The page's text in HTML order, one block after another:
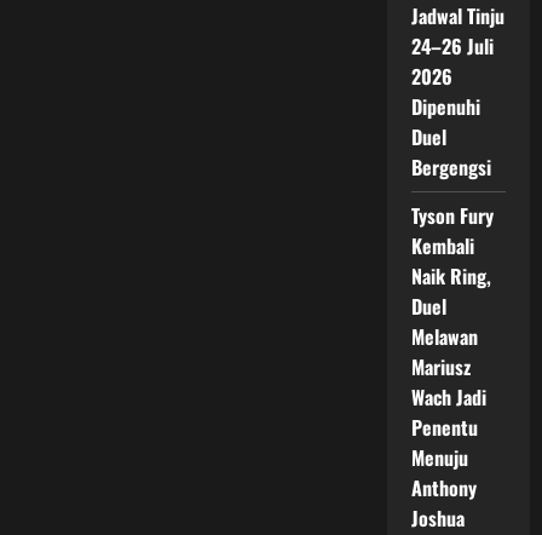
Jadwal Tinju
24–26 Juli
2026
Dipenuhi
Duel
Bergengsi
Tyson Fury
Kembali
Naik Ring,
Duel
Melawan
Mariusz
Wach Jadi
Penentu
Menuju
Anthony
Joshua